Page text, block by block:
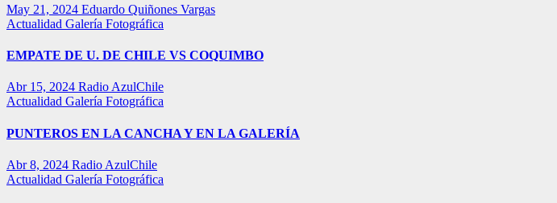
May 21, 2024 Eduardo Quiñones Vargas
Actualidad Galería Fotográfica
EMPATE DE U. DE CHILE VS COQUIMBO
Abr 15, 2024 Radio AzulChile
Actualidad Galería Fotográfica
PUNTEROS EN LA CANCHA Y EN LA GALERÍA
Abr 8, 2024 Radio AzulChile
Actualidad Galería Fotográfica